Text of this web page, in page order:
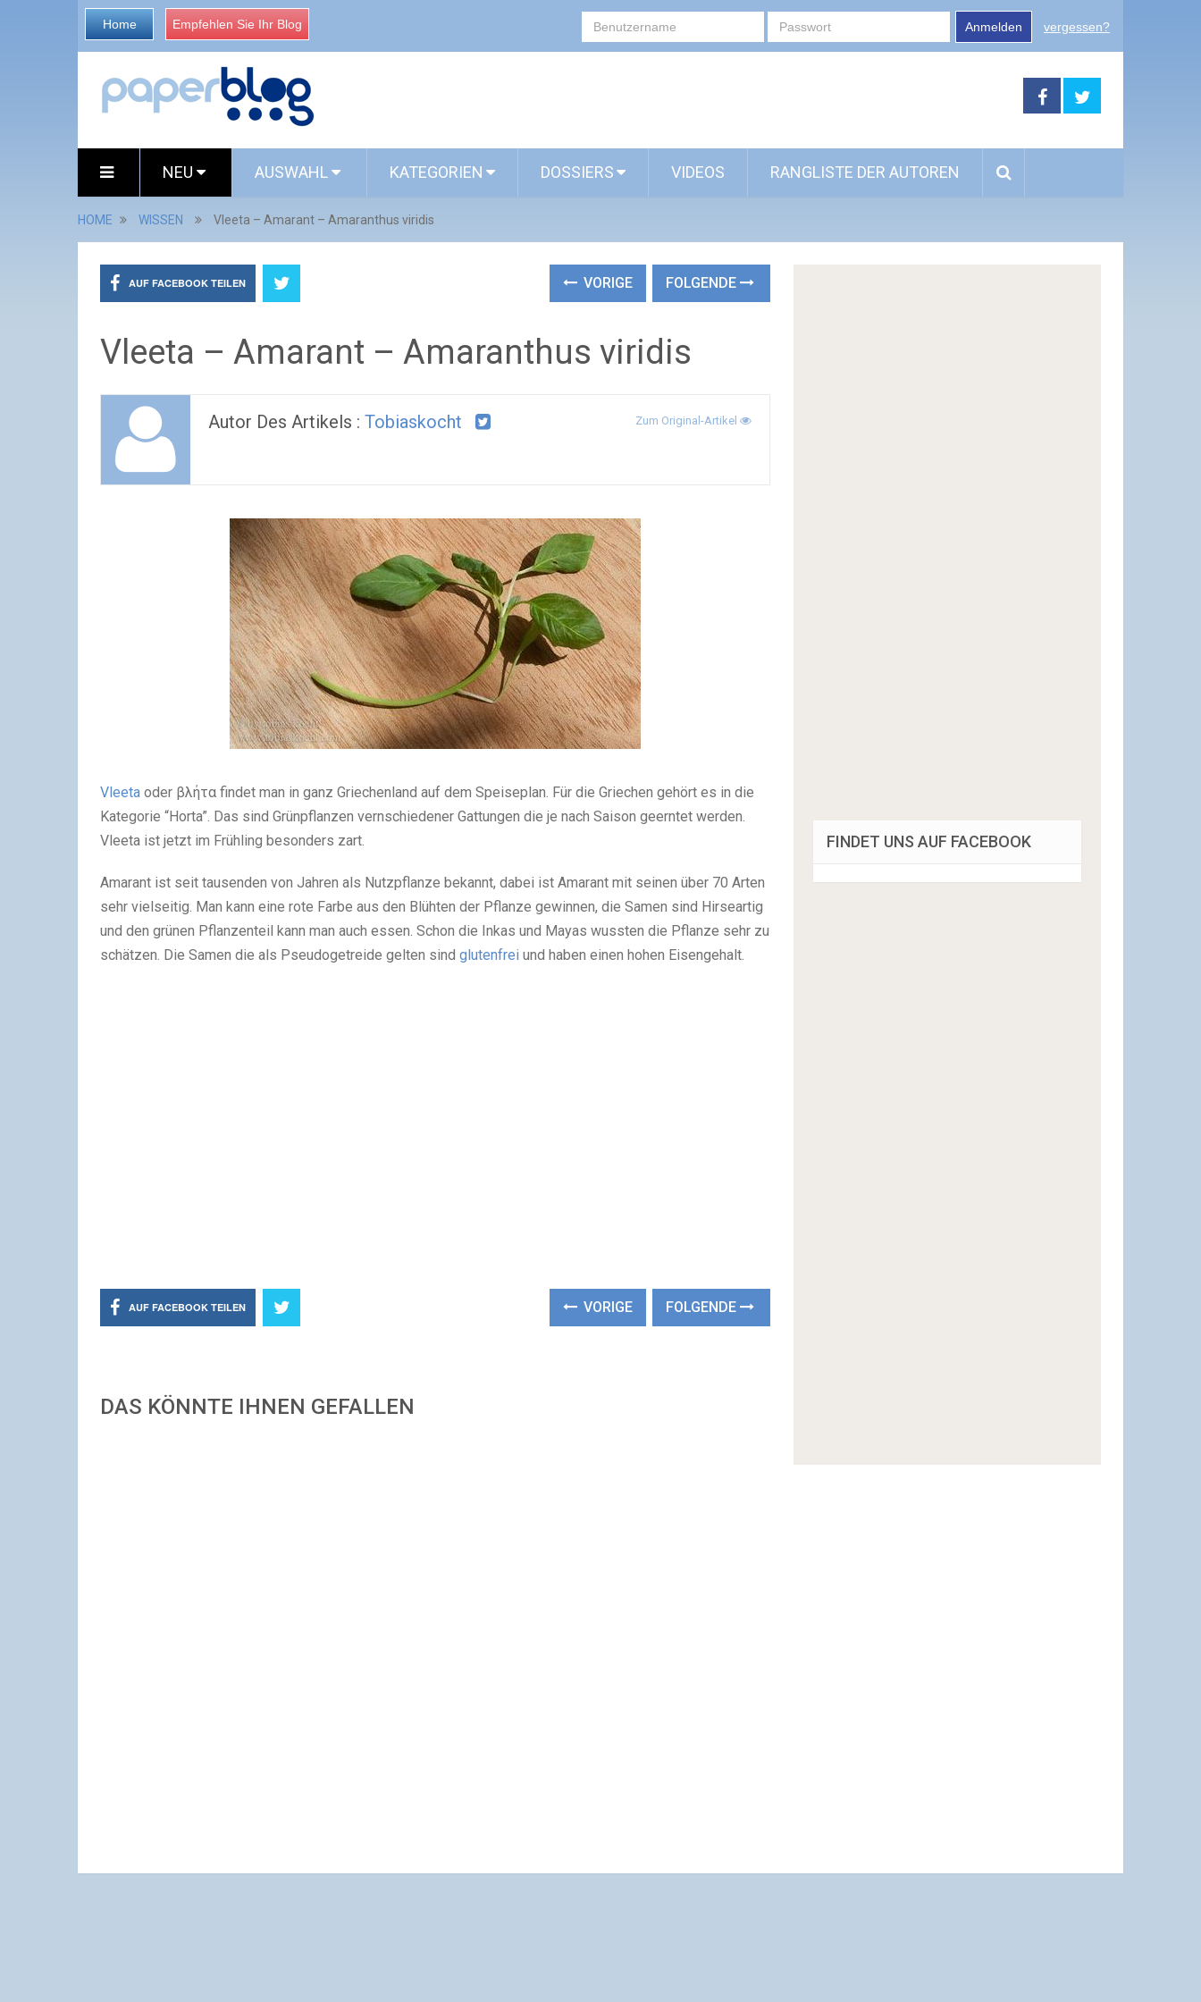
Home Empfehlen Sie Ihr Blog Anmelden vergessen?
NEU AUSWAHL KATEGORIEN DOSSIERS VIDEOS RANGLISTE DER AUTOREN
HOME WISSEN Vleeta – Amarant – Amaranthus viridis
AUF FACEBOOK TEILEN VORIGE FOLGENDE
Vleeta – Amarant – Amaranthus viridis
Autor Des Artikels : Tobiaskocht Zum Original-Artikel
Vleeta oder βλήτα findet man in ganz Griechenland auf dem Speiseplan. Für die Griechen gehört es in die
Kategorie “Horta”. Das sind Grünpflanzen vernschiedener Gattungen die je nach Saison geerntet werden.
Vleeta ist jetzt im Frühling besonders zart.
Amarant ist seit tausenden von Jahren als Nutzpflanze bekannt, dabei ist Amarant mit seinen über 70 Arten
sehr vielseitig. Man kann eine rote Farbe aus den Blühten der Pflanze gewinnen, die Samen sind Hirseartig
und den grünen Pflanzenteil kann man auch essen. Schon die Inkas und Mayas wussten die Pflanze sehr zu
schätzen. Die Samen die als Pseudogetreide gelten sind glutenfrei und haben einen hohen Eisengehalt.
AUF FACEBOOK TEILEN VORIGE FOLGENDE
DAS KÖNNTE IHNEN GEFALLEN
FINDET UNS AUF FACEBOOK